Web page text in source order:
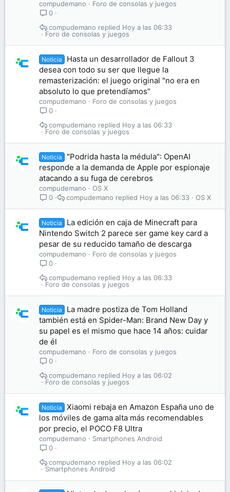
compudemano
Foro de consolas y juegos
0
Foro de consolas y juegos
Hoy a las 06:33
compudemano
Noticia
Hasta un desarrollador de Fallout 3
desea con todo su ser que llegue la
remasterización: el juego original "no era en
absoluto lo que pretendíamos"
compudemano
Foro de consolas y juegos
0
Foro de consolas y juegos
Hoy a las 06:33
compudemano
Noticia
"Podrida hasta la médula": OpenAI
responde a la demanda de Apple por espionaje
atacando a su fuga de cerebros
compudemano
OS X
0
OS X
Hoy a las 06:33
compudemano
Noticia
La edición en caja de Minecraft para
Nintendo Switch 2 parece ser game key card a
pesar de su reducido tamaño de descarga
compudemano
Foro de consolas y juegos
0
Foro de consolas y juegos
Hoy a las 06:33
compudemano
Noticia
La madre postiza de Tom Holland
también está en Spider-Man: Brand New Day y
su papel es el mismo que hace 14 años: cuidar
de él
compudemano
Foro de consolas y juegos
0
Foro de consolas y juegos
Hoy a las 06:02
compudemano
Noticia
Xiaomi rebaja en Amazon España uno de
los móviles de gama alta más recomendables
por precio, el POCO F8 Ultra
compudemano
Smartphones Android
0
Smartphones Android
Hoy a las 06:02
compudemano